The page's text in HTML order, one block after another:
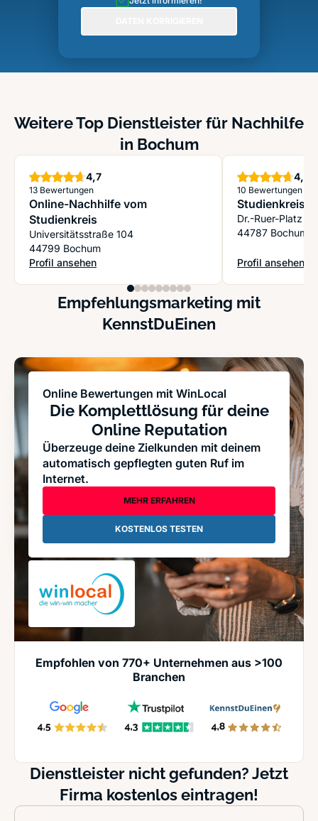
Weitere Top Dienstleister für Nachhilfe
in Bochum
4,7Sterne
13 Bewertungen
Online-Nachhilfe vom
Studienkreis
Universitätsstraße 104
44799 Bochum
Profil ansehen
: Online-Nachhilfe vom Studienkreis
4,7
10 Bewertungen
Studienkreis
Dr.-Ruer-Platz 4
44787 Bochum
Profil ansehen
: Studienkreis
Empfehlungsmarketing mit
KennstDuEinen
Online Bewertungen mit WinLocal
Die Komplettlösung für deine
Online Reputation
Überzeuge deine Zielkunden mit deinem
automatisch gepflegten guten Ruf im
Internet.
MEHR ERFAHREN
KOSTENLOS TESTEN
Empfohlen von 770+ Unternehmen aus >100
Branchen
Dienstleister nicht gefunden? Jetzt
Firma kostenlos eintragen!